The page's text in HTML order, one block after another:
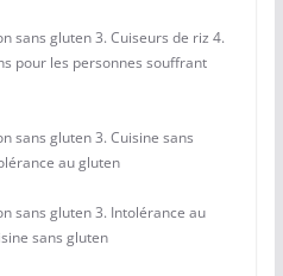
sans gluten 3. Cuiseurs de riz 4.
pour les personnes souffrant
sans gluten 3. Cuisine sans
au gluten
sans gluten 3. Intolérance au
sans gluten